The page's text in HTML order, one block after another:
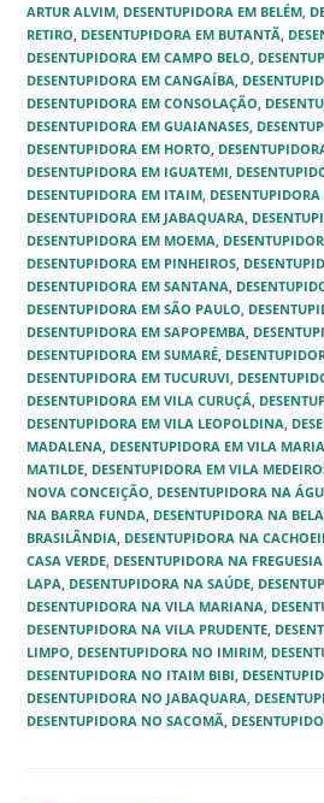
ARTUR ALVIM‎, DESENTUPIDORA EM BELÉM‎,
RETIRO‎, DESENTUPIDORA EM BUTANTÃ‎,
DESENTUPIDORA EM CAMPO BELO‎,
DESENTUPIDORA EM CANGAÍBA‎,
DESENTUPIDORA EM CONSOLAÇÃO‎,
DESENTUPIDORA EM GUAIANASES‎,
DESENTUPIDORA EM HORTO,
DESENTUPIDORA EM IGUATEMI‎,
DESENTUPIDORA EM ITAIM,
DESENTUPIDORA EM JABAQUARA‎,
DESENTUPIDORA EM MOEMA‎,
DESENTUPIDORA EM PINHEIROS,
DESENTUPIDORA EM SANTANA,
DESENTUPIDORA EM SÃO PAULO,
DESENTUPIDORA EM SAPOPEMBA,
DESENTUPIDORA EM SUMARÉ,
DESENTUPIDORA EM TUCURUVI,
DESENTUPIDORA EM VILA CURUÇÁ‎,
DESENTUPIDORA EM VILA LEOPOLDINA‎,
MADALENA, DESENTUPIDORA EM VILA
MATILDE‎, DESENTUPIDORA EM VILA
NOVA CONCEIÇÃO, DESENTUPIDORA NA
NA BARRA FUNDA, DESENTUPIDORA NA
BRASILÂNDIA, DESENTUPIDORA NA
CASA VERDE, DESENTUPIDORA NA
LAPA, DESENTUPIDORA NA SAÚDE,
DESENTUPIDORA NA VILA MARIANA,
DESENTUPIDORA NA VILA PRUDENTE,
LIMPO‎, DESENTUPIDORA NO IMIRIM,
DESENTUPIDORA NO ITAIM BIBI,
DESENTUPIDORA NO JABAQUARA,
DESENTUPIDORA NO SACOMÃ,